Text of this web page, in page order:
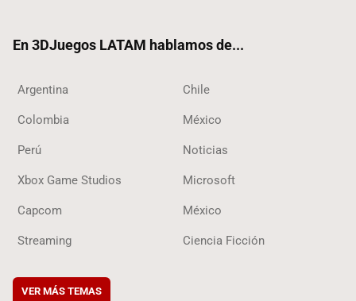
En 3DJuegos LATAM hablamos de...
Argentina Chile
Colombia México
Perú Noticias
Xbox Game Studios Microsoft
Capcom México
Streaming Ciencia Ficción
VER MÁS TEMAS